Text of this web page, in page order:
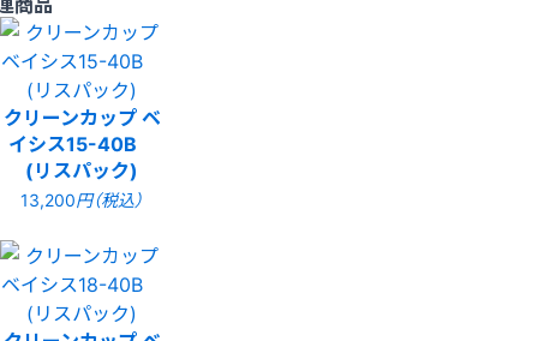
クリーンカップ ベ
イシス15-40B
(リスパック)
13,200円（税込）